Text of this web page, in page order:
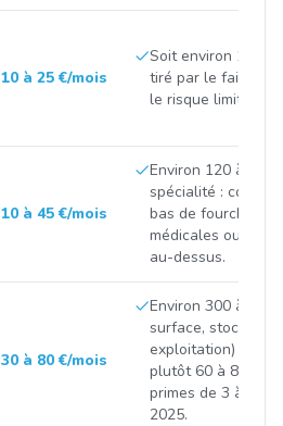
10 à 25 €/mois
Soit environ 100 à
tiré par le faible
le risque limité de
10 à 45 €/mois
Environ 120 à 500
spécialité :
bas de fourchette,
médicales ou
au-dessus.
30 à 80 €/mois
Environ 300 à 900
surface, stock et
exploitation) ;
plutôt 60 à 85 €/
primes de 3 à 8 %
2025.